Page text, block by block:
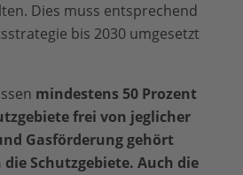
Dies muss entsprechend
bis 2030 umgesetzt
mindestens 50 Prozent
frei von jeglicher
Gasförderung gehört
Schutzgebiete. Auch die